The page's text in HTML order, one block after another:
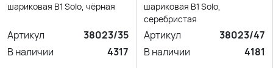
шариковая B1 Solo, чёрная
Артикул
38023/35
В наличии
4317
шариковая B1 Solo,
серебристая
Артикул
38023/47
В наличии
4181